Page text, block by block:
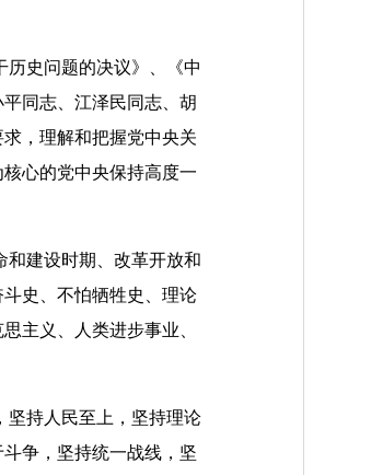
史问题的决议》、《中
同志、江泽民同志、胡
，理解和把握党中央关
心的党中央保持高度一
建设时期、改革开放和
史、不怕牺牲史、理论
主义、人类进步事业、
持人民至上，坚持理论
争，坚持统一战线，坚